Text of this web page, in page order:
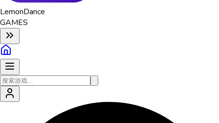
LemonDance
GAMES